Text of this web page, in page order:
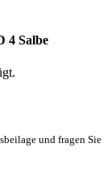
4 Salbe
und fragen Sie